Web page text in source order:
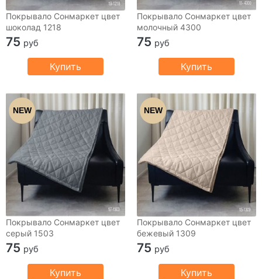
Покрывало Сонмаркет цвет
шоколад 1218
75 руб
Купить
Покрывало Сонмаркет цвет
молочный 4300
75 руб
Купить
NEW
Покрывало Сонмаркет цвет
серый 1503
75 руб
Купить
NEW
Покрывало Сонмаркет цвет
бежевый 1309
75 руб
Купить